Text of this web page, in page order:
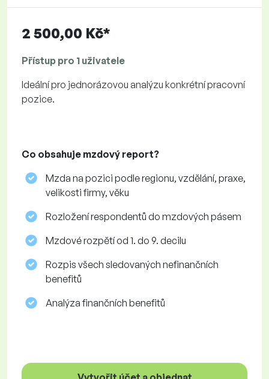
2 500,00 Kč*
Přístup pro 1 uživatele
Ideální pro jednorázovou analýzu konkrétní pracovní
pozice.
Co obsahuje mzdový report?
Mzda na pozici podle regionu, vzdělání, praxe,
velikosti firmy, věku
Rozložení respondentů do mzdových pásem
Mzdové rozpětí od 1. do 9. decilu
Rozpis všech sledovaných nefinančních
benefitů
Analýza finančních benefitů